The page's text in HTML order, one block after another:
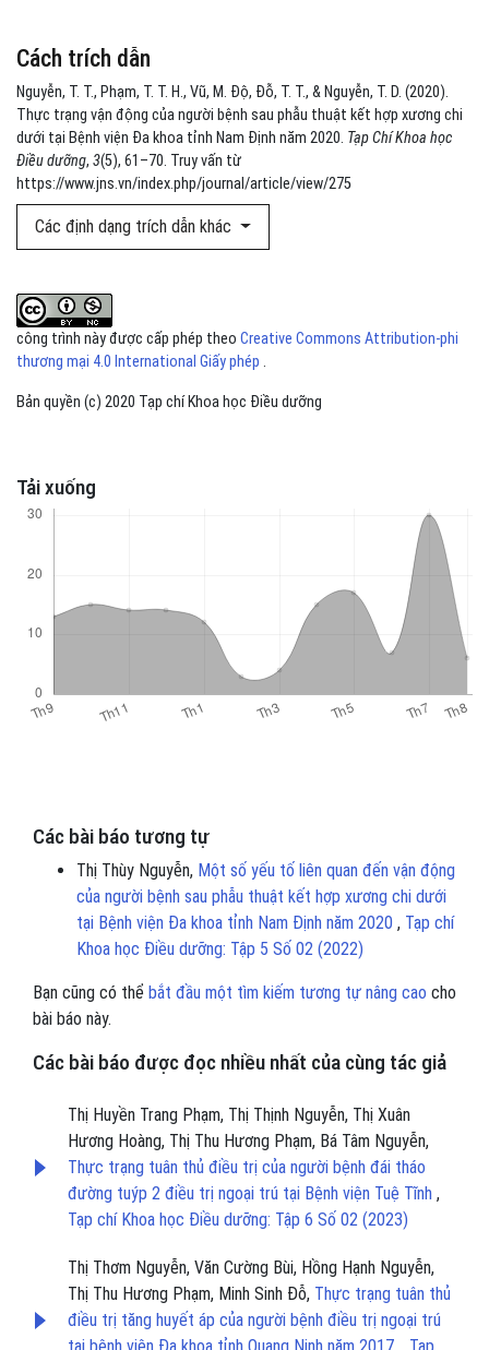
Cách trích dẫn
Nguyễn, T. T., Phạm, T. T. H., Vũ, M. Độ, Đỗ, T. T., & Nguyễn, T. D. (2020).
Thực trạng vận động của người bệnh sau phẫu thuật kết hợp xương chi
dưới tại Bệnh viện Đa khoa tỉnh Nam Định năm 2020. Tạp Chí Khoa học
Điều dưỡng, 3(5), 61–70. Truy vấn từ
https://www.jns.vn/index.php/journal/article/view/275
Các định dạng trích dẫn khác
Tải xuống
công trình này được cấp phép theo Creative Commons Attribution-phi
thương mại 4.0 International Giấy phép .
Bản quyền (c) 2020 Tạp chí Khoa học Điều dưỡng
Các bài báo tương tự
Thị Thùy Nguyễn, Một số yếu tố liên quan đến vận động
của người bệnh sau phẫu thuật kết hợp xương chi dưới
tại Bệnh viện Đa khoa tỉnh Nam Định năm 2020 , Tạp chí
Khoa học Điều dưỡng: Tập 5 Số 02 (2022)
Bạn cũng có thể bắt đầu một tìm kiếm tương tự nâng cao cho
bài báo này.
Các bài báo được đọc nhiều nhất của cùng tác giả
Thị Huyền Trang Phạm, Thị Thịnh Nguyễn, Thị Xuân
Hương Hoàng, Thị Thu Hương Phạm, Bá Tâm Nguyễn,
Thực trạng tuân thủ điều trị của người bệnh đái tháo
đường tuýp 2 điều trị ngoại trú tại Bệnh viện Tuệ Tĩnh ,
Tạp chí Khoa học Điều dưỡng: Tập 6 Số 02 (2023)
Thị Thơm Nguyễn, Văn Cường Bùi, Hồng Hạnh Nguyễn,
Thị Thu Hương Phạm, Minh Sinh Đỗ, Thực trạng tuân thủ
điều trị tăng huyết áp của người bệnh điều trị ngoại trú